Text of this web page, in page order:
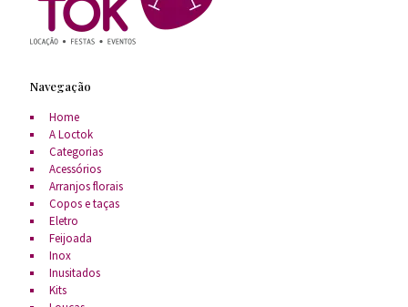
Navegação
Home
A Loctok
Categorias
Acessórios
Arranjos florais
Copos e taças
Eletro
Feijoada
Inox
Inusitados
Kits